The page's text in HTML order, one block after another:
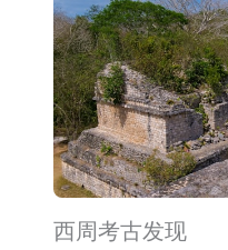
西周考古发现